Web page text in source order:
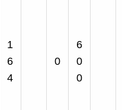
1
6
4
0
6
0
0